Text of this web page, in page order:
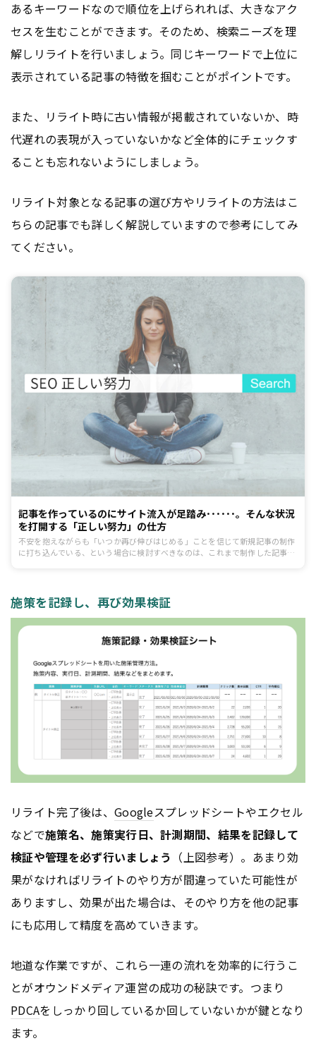
あるキーワードなので順位を上げられれば、大きなアク
セスを生むことができます。そのため、検索ニーズを理
解しリライトを行いましょう。同じキーワードで上位に
表示されている記事の特徴を掴むことがポイントです。
また、リライト時に古い情報が掲載されていないか、時
代遅れの表現が入っていないかなど全体的にチェックす
ることも忘れないようにしましょう。
リライト対象となる記事の選び方やリライトの方法はこ
ちらの記事でも詳しく解説していますので参考にしてみ
てください。
記事を作っているのにサイト流入が足踏み･･････。そんな状況
を打開する「正しい努力」の仕方
不安を抱えながらも「いつか再び伸びはじめる」ことを信じて新規記事の制作
に打ち込んでいる、という場合に検討すべきなのは、これまで制作した記事を
とです。そこで、本記事ではサイト成長の足踏みに直面した時の「正しい努
力」としてのリライトの要点についてご紹介します。
施策を記録し、再び効果検証
リライト完了後は、 Googleスプレッドシートやエクセル
などで施策名、施策実行日、計測期間、結果を記録して
検証や管理を必ず行いましょう （上図参考）。あまり効
果がなければリライトのやり方が間違っていた可能性が
ありますし、効果が出た場合は、そのやり方を他の記事
にも応用して精度を高めていきます。
地道な作業ですが、これら一連の流れを効率的に行うこ
とがオウンドメディア運営の成功の秘訣です。つまり
PDCAをしっかり回しているか回していないかが鍵となり
ます。